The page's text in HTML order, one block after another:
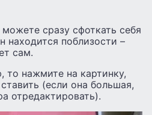
сразу сфоткать себя
находится поблизости –
сам.
то нажмите на картинку,
(если она большая,
отредактировать).